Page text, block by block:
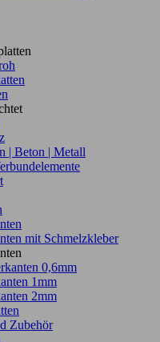
| Beton | Metall
mit Schmelzkleber
0,6mm
1mm
2mm
Zubehör